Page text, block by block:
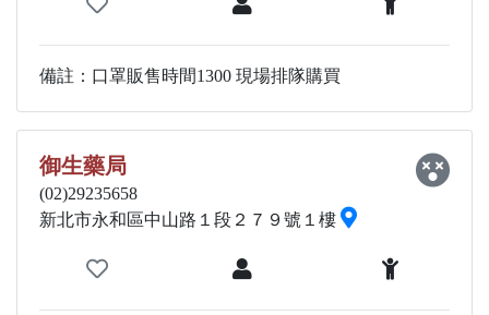
備註：口罩販售時間1300 現場排隊購買
御生藥局
(02)29235658
新北市永和區中山路１段２７９號１樓